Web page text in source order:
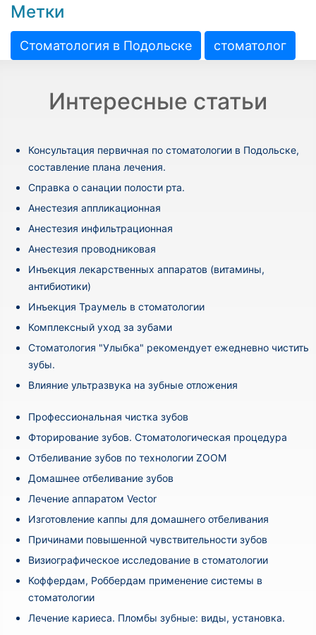
Метки
Стоматология в Подольске стоматолог
Интересные статьи
Консультация первичная по стоматологии в Подольске,
составление плана лечения.
Cправка о санации полости рта.
Анестезия аппликационная
Анестезия инфильтрационная
Анестезия проводниковая
Инъекция лекарственных аппаратов (витамины,
антибиотики)
Инъекция Траумель в стоматологии
Комплексный уход за зубами
Стоматология "Улыбка" рекомендует ежедневно чистить
зубы.
Влияние ультразвука на зубные отложения
Профессиональная чистка зубов
Фторирование зубов. Стоматологическая процедура
Отбеливание зубов по технологии ZOOM
Домашнее отбеливание зубов
Лечение аппаратом Vector
Изготовление каппы для домашнего отбеливания
Причинами повышенной чувствительности зубов
Визиографическое исследование в стоматологии
Коффердам, Роббердам применение системы в
стоматологии
Лечение кариеса. Пломбы зубные: виды, установка.